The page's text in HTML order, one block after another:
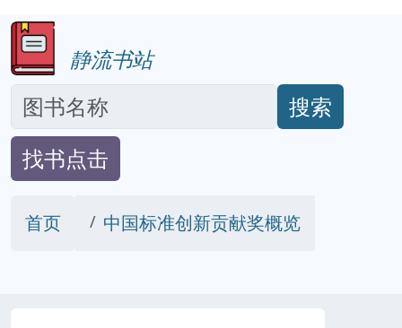
静流书站
搜索
找书点击
首页 中国标准创新贡献奖概览